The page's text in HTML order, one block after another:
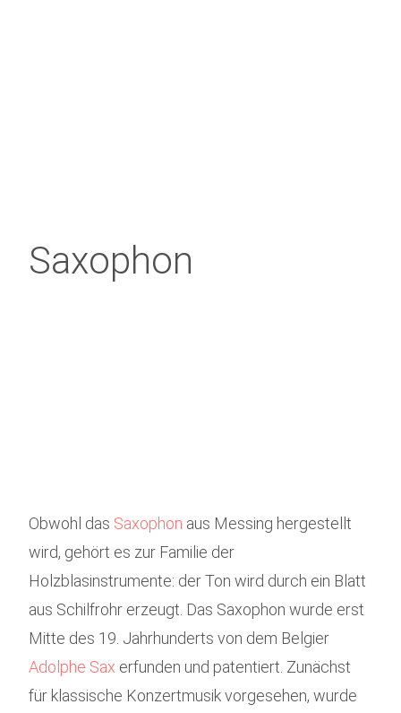
Saxophon
Obwohl das Saxophon aus Messing hergestellt
wird, gehört es zur Familie der
Holzblasinstrumente: der Ton wird durch ein Blatt
aus Schilfrohr erzeugt. Das Saxophon wurde erst
Mitte des 19. Jahrhunderts von dem Belgier
Adolphe Sax erfunden und patentiert. Zunächst
für klassische Konzertmusik vorgesehen, wurde